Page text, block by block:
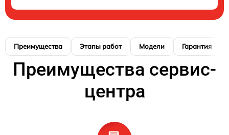
Преимущества Этапы работ Модели Гарантия
Преимущества сервис-
центра